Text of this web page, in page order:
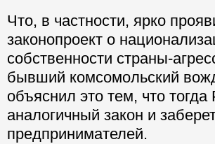
Что, в частности, ярко
законопроект о
собственности страны-
бывший комсомольский
объяснил это тем, что
аналогичный закон и
предпринимателей.